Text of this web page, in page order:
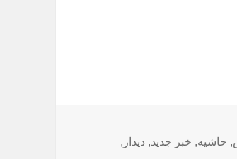
, حاشیه, خبر جدید, دیدار ,